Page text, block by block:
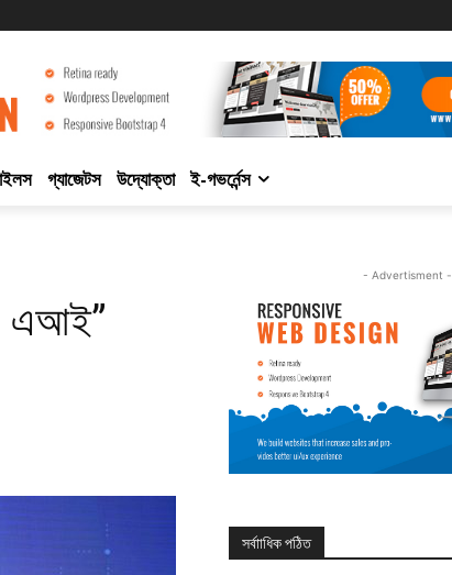
গ্যাজেটস উদ্যোক্তা ই-গভর্নেন্স
এআই”
- Advertisment -
সর্বাাধিক পঠিত